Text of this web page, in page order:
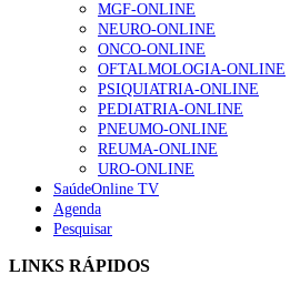
Quase quatro em cada dez
apresentavam níveis
86 visualizações
“Os programas de rastreio
custo-efetivos e
sustentável para os
MGF-ONLINE
NEURO-ONLINE
ONCO-ONLINE
OFTALMOLOGIA-ONLINE
PSIQUIATRIA-ONLINE
PEDIATRIA-ONLINE
PNEUMO-ONLINE
REUMA-ONLINE
URO-ONLINE
SaúdeOnline TV
Agenda
Pesquisar
LINKS RÁPIDOS